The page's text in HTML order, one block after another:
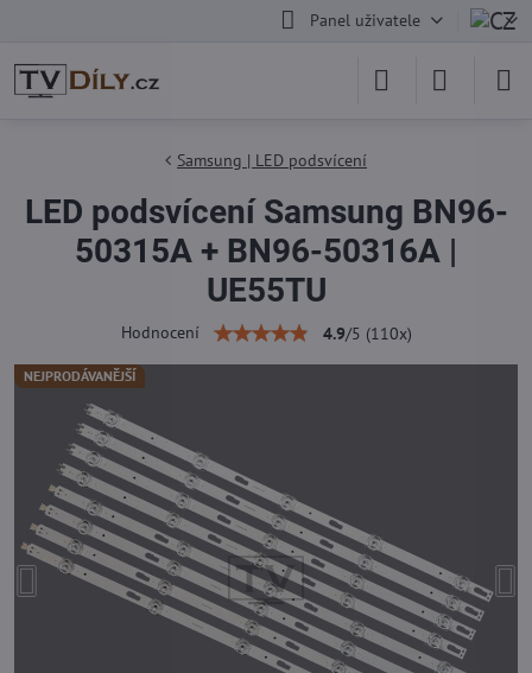
Panel uživatele
NEJPRODÁVANĚJŠÍ
Samsung | LED podsvícení
LED podsvícení Samsung BN96-
50315A + BN96-50316A |
UE55TU
Hodnocení 4.9/5 (110x)